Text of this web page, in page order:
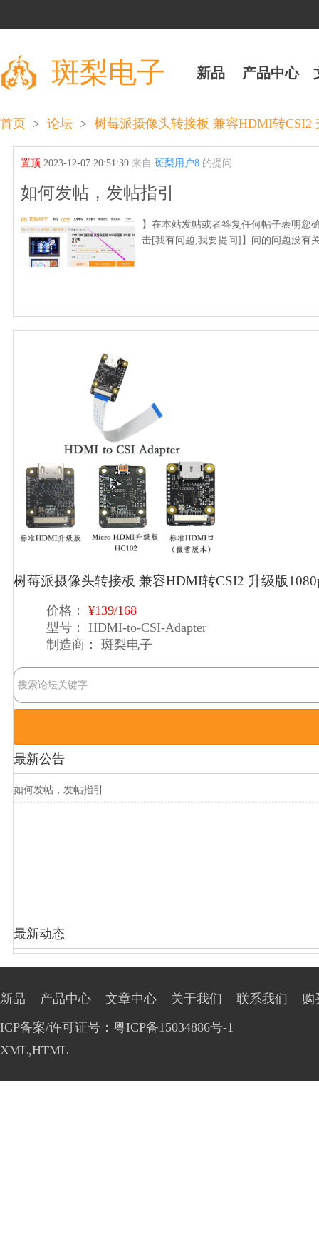
斑梨电子 新品 产品中心
首页 > 论坛 > 树莓派摄像头转接板 兼容HDMI转CSI2
置顶2023-12-07 20:51:39 来自斑梨用户8 的提问
如何发帖，发帖指引
】在本站发帖或者答复任何帖子表明您
击[我有问题,我要提问]】问的问题没有
树莓派摄像头转接板 兼容HDMI转CSI2 升级版
价格：
¥139/168
型号：
HDMI-to-CSI-Adapter
制造商：
斑梨电子
最新公告
如何发帖，发帖指引
最新动态
新品 产品中心 文章中心 关于我们 联系我们
购
ICP备案/许可证号：粤ICP备15034886号-1
XML,HTML